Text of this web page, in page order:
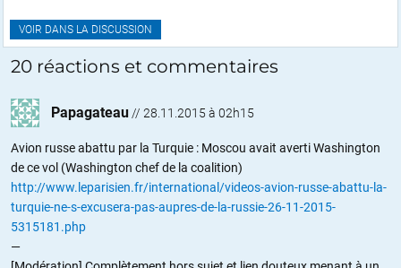
VOIR DANS LA DISCUSSION
20 réactions et commentaires
Papagateau // 28.11.2015 à 02h15
Avion russe abattu par la Turquie : Moscou avait averti Washington
de ce vol (Washington chef de la coalition)
http://www.leparisien.fr/international/videos-avion-russe-abattu-la-
turquie-ne-s-excusera-pas-aupres-de-la-russie-26-11-2015-
5315181.php
—